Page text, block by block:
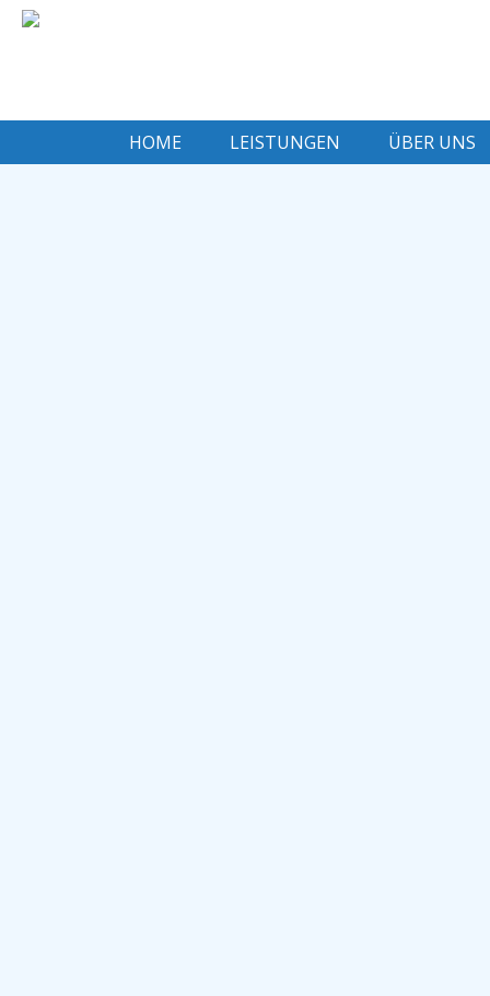
HOME LEISTUNGEN ÜBER UNS